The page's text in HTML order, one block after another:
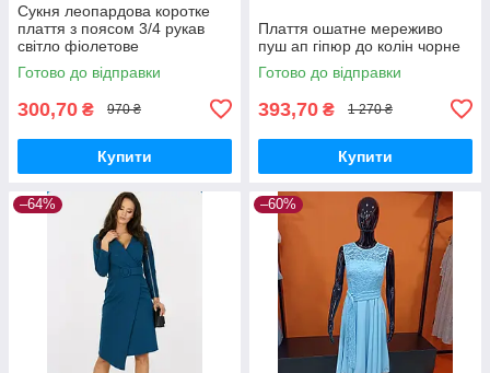
Сукня леопардова коротке
плаття з поясом 3/4 рукав
світло фіолетове
Готово до відправки
300,70 ₴ 970 ₴
Купити
Плаття ошатне мереживо
пуш ап гіпюр до колін чорне
Готово до відправки
393,70 ₴ 1 270 ₴
Купити
–64% –60%